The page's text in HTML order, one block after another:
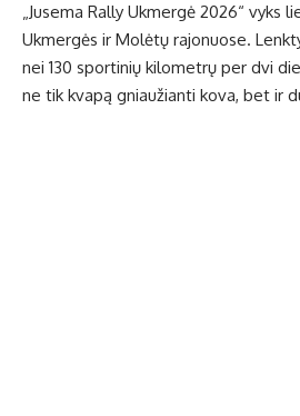
„Jusema Rally Ukmergė 2026“ vyks
Ukmergės ir Molėtų rajonuose.
nei 130 sportinių kilometrų per dvi
ne tik kvapą gniaužianti kova, bet ir